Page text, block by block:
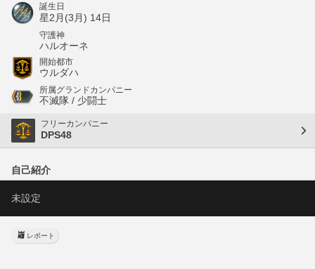
誕生日
星2月(3月) 14日
守護神
ハルオーネ
開始都市
ウルダハ
所属グランドカンパニー
不滅隊 / 少闘士
フリーカンパニー
DPS48
自己紹介
未設定
レポート